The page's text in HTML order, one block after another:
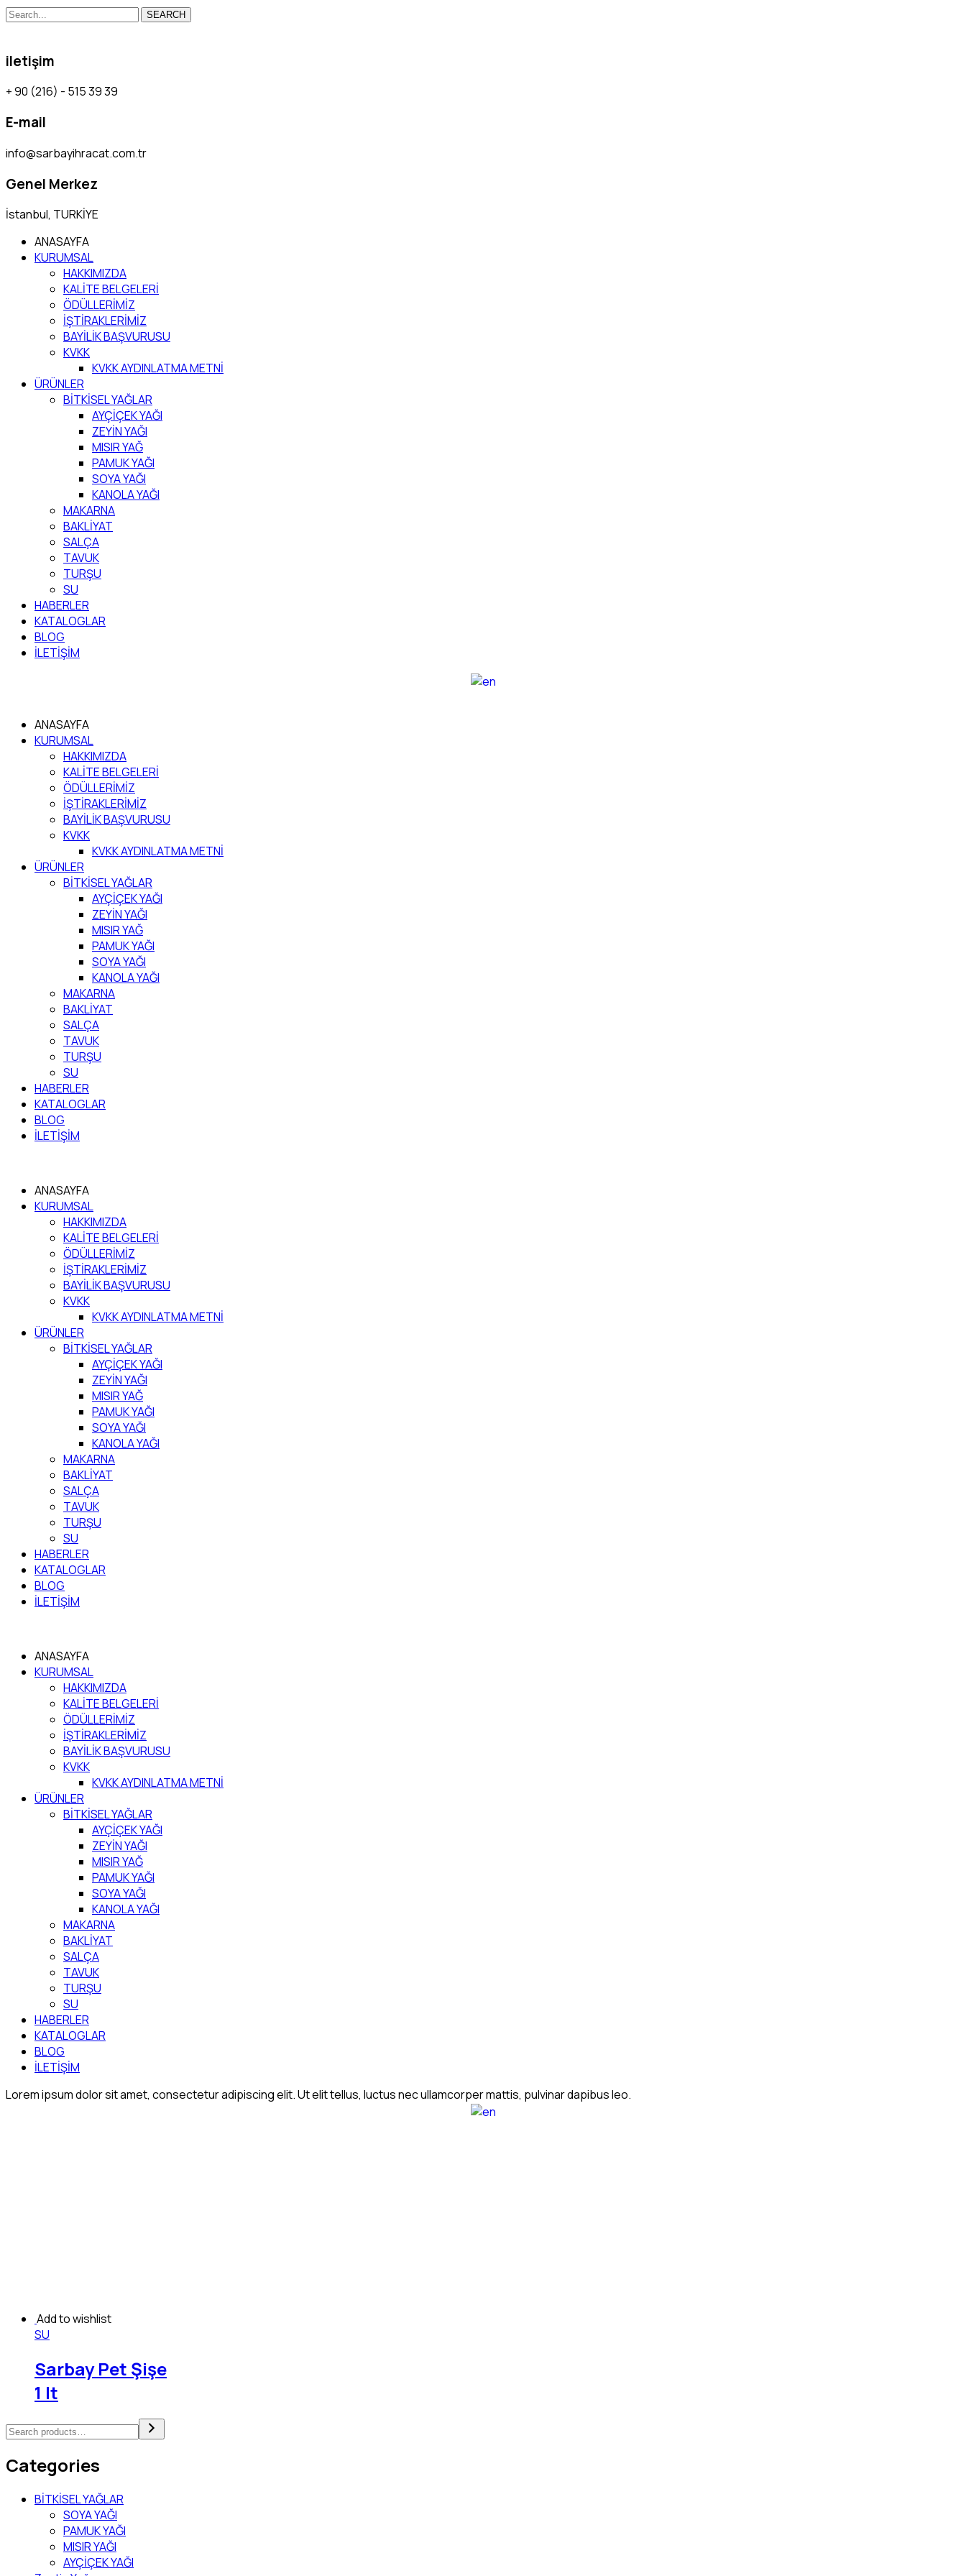
SEARCH
iletişim
+ 90 (216) - 515 39 39
E-mail
info@sarbayihracat.com.tr
Genel Merkez
İstanbul, TURKİYE
ANASAYFA
KURUMSAL
HAKKIMIZDA
KALİTE BELGELERİ
ÖDÜLLERİMİZ
İŞTİRAKLERİMİZ
BAYİLİK BAŞVURUSU
KVKK
KVKK AYDINLATMA METNİ
ÜRÜNLER
BİTKİSEL YAĞLAR
AYÇİÇEK YAĞI
ZEYİN YAĞI
MISIR YAĞ
PAMUK YAĞI
SOYA YAĞI
KANOLA YAĞI
MAKARNA
BAKLİYAT
SALÇA
TAVUK
TURŞU
SU
HABERLER
KATALOGLAR
BLOG
İLETİŞİM
ANASAYFA
KURUMSAL
HAKKIMIZDA
KALİTE BELGELERİ
ÖDÜLLERİMİZ
İŞTİRAKLERİMİZ
BAYİLİK BAŞVURUSU
KVKK
KVKK AYDINLATMA METNİ
ÜRÜNLER
BİTKİSEL YAĞLAR
AYÇİÇEK YAĞI
ZEYİN YAĞI
MISIR YAĞ
PAMUK YAĞI
SOYA YAĞI
KANOLA YAĞI
MAKARNA
BAKLİYAT
SALÇA
TAVUK
TURŞU
SU
HABERLER
KATALOGLAR
BLOG
İLETİŞİM
ANASAYFA
KURUMSAL
HAKKIMIZDA
KALİTE BELGELERİ
ÖDÜLLERİMİZ
İŞTİRAKLERİMİZ
BAYİLİK BAŞVURUSU
KVKK
KVKK AYDINLATMA METNİ
ÜRÜNLER
BİTKİSEL YAĞLAR
AYÇİÇEK YAĞI
ZEYİN YAĞI
MISIR YAĞ
PAMUK YAĞI
SOYA YAĞI
KANOLA YAĞI
MAKARNA
BAKLİYAT
SALÇA
TAVUK
TURŞU
SU
HABERLER
KATALOGLAR
BLOG
İLETİŞİM
ANASAYFA
KURUMSAL
HAKKIMIZDA
KALİTE BELGELERİ
ÖDÜLLERİMİZ
İŞTİRAKLERİMİZ
BAYİLİK BAŞVURUSU
KVKK
KVKK AYDINLATMA METNİ
ÜRÜNLER
BİTKİSEL YAĞLAR
AYÇİÇEK YAĞI
ZEYİN YAĞI
MISIR YAĞ
PAMUK YAĞI
SOYA YAĞI
KANOLA YAĞI
MAKARNA
BAKLİYAT
SALÇA
TAVUK
TURŞU
SU
HABERLER
KATALOGLAR
BLOG
İLETİŞİM
Lorem ipsum dolor sit amet, consectetur adipiscing elit. Ut elit tellus, luctus nec ullamcorper mattis, pulvinar dapibus leo.
Add to wishlist
SU
Sarbay Pet Şişe
1 lt
Categories
BİTKİSEL YAĞLAR
SOYA YAĞI
PAMUK YAĞI
MISIR YAĞI
AYÇİÇEK YAĞI